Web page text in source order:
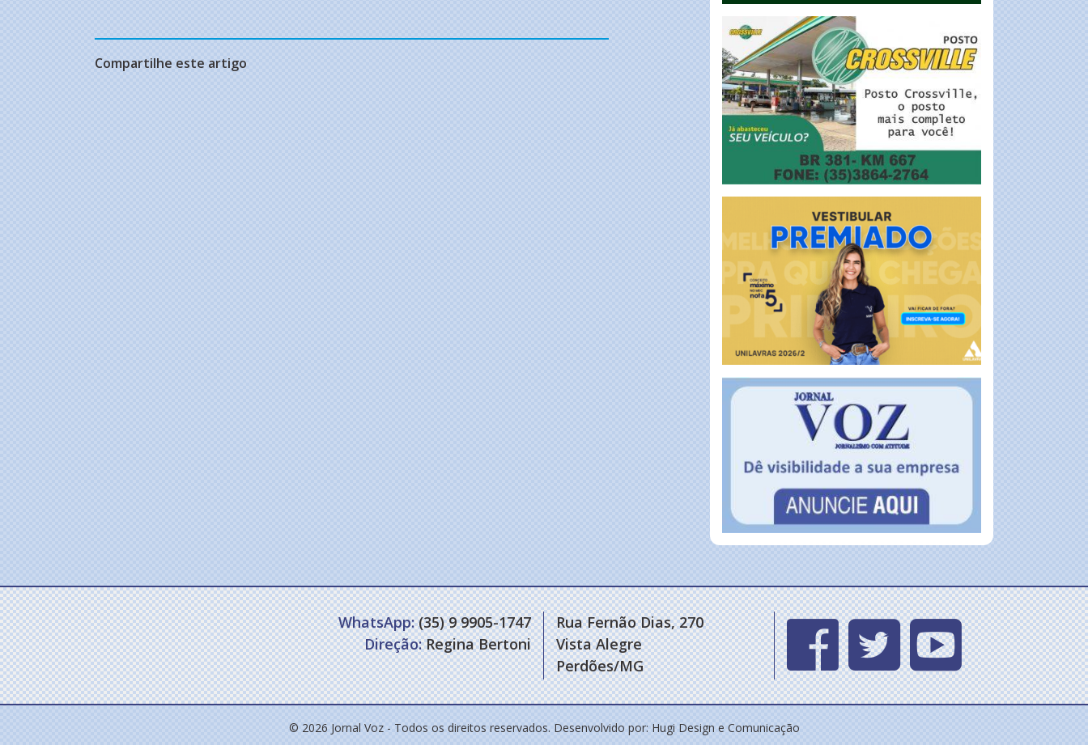
Compartilhe este artigo
WhatsApp:(35) 9 9905-1747
Direção:Regina Bertoni
Rua Fernão Dias, 270
Vista Alegre
Perdões/MG
© 2026 Jornal Voz - Todos os direitos reservados. Desenvolvido por: Hugi Design e Comunicação